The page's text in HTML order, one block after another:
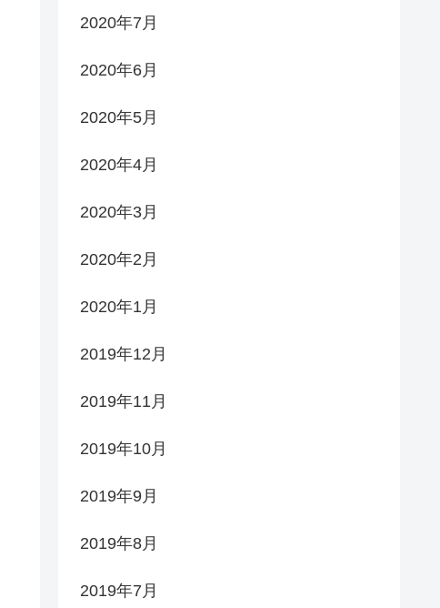
2020年7月
2020年6月
2020年5月
2020年4月
2020年3月
2020年2月
2020年1月
2019年12月
2019年11月
2019年10月
2019年9月
2019年8月
2019年7月